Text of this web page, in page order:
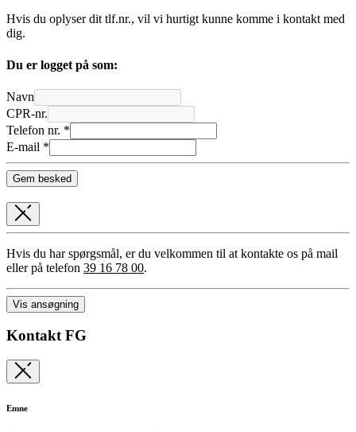
Hvis du oplyser dit tlf.nr., vil vi hurtigt kunne komme i kontakt med
dig.
Du er logget på som:
Navn
CPR-nr.
Telefon nr. *
E-mail *
Gem besked
Hvis du har spørgsmål, er du velkommen til at kontakte os på mail
eller på telefon 39 16 78 00.
Vis ansøgning
Kontakt FG
Emne